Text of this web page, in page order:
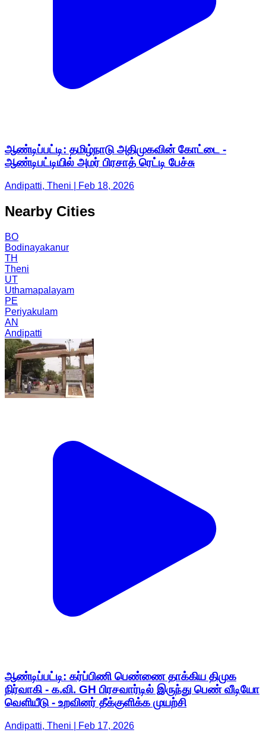
ஆண்டிப்பட்டி: தமிழ்நாடு அதிமுகவின் கோட்டை -
ஆண்டிபட்டியில் அமர் பிரசாத் ரெட்டி பேச்சு
Andipatti, Theni | Feb 18, 2026
Nearby Cities
BO
Bodinayakanur
TH
Theni
UT
Uthamapalayam
PE
Periyakulam
AN
Andipatti
ஆண்டிப்பட்டி: கர்ப்பிணி பெண்ணை தாக்கிய திமுக
நிர்வாகி - க.வி. GH பிரசவார்டில் இருந்து பெண் வீடியோ
வெளியீடு - உறவினர் தீக்குளிக்க முயற்சி
Andipatti, Theni | Feb 17, 2026